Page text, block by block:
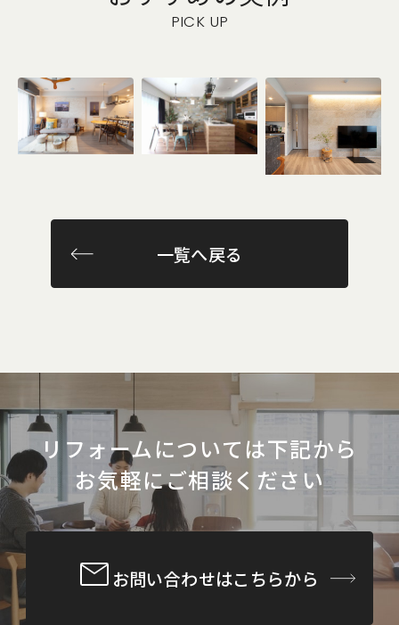
PICK UP
一覧へ戻る
リフォームについては下記から
お気軽にご相談ください
お問い合わせはこちらから